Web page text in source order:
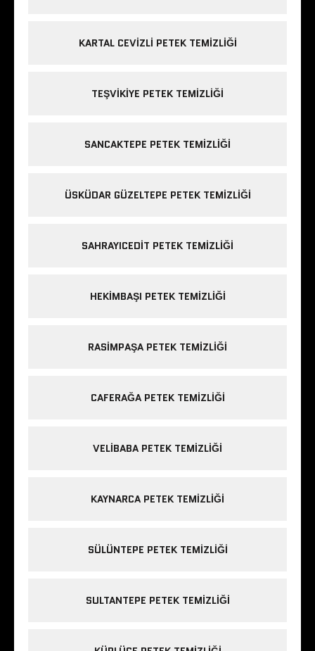
KARTAL CEVIZLI PETEK TEMIZLIĞI
TEŞVIKIYE PETEK TEMIZLIĞI
SANCAKTEPE PETEK TEMIZLIĞI
ÜSKÜDAR GÜZELTEPE PETEK TEMIZLIĞI
SAHRAYICEDIT PETEK TEMIZLIĞI
HEKIMBAŞI PETEK TEMIZLIĞI
RASIMPAŞA PETEK TEMIZLIĞI
CAFERAĞA PETEK TEMIZLIĞI
VELIBABA PETEK TEMIZLIĞI
KAYNARCA PETEK TEMIZLIĞI
SÜLÜNTEPE PETEK TEMIZLIĞI
SULTANTEPE PETEK TEMIZLIĞI